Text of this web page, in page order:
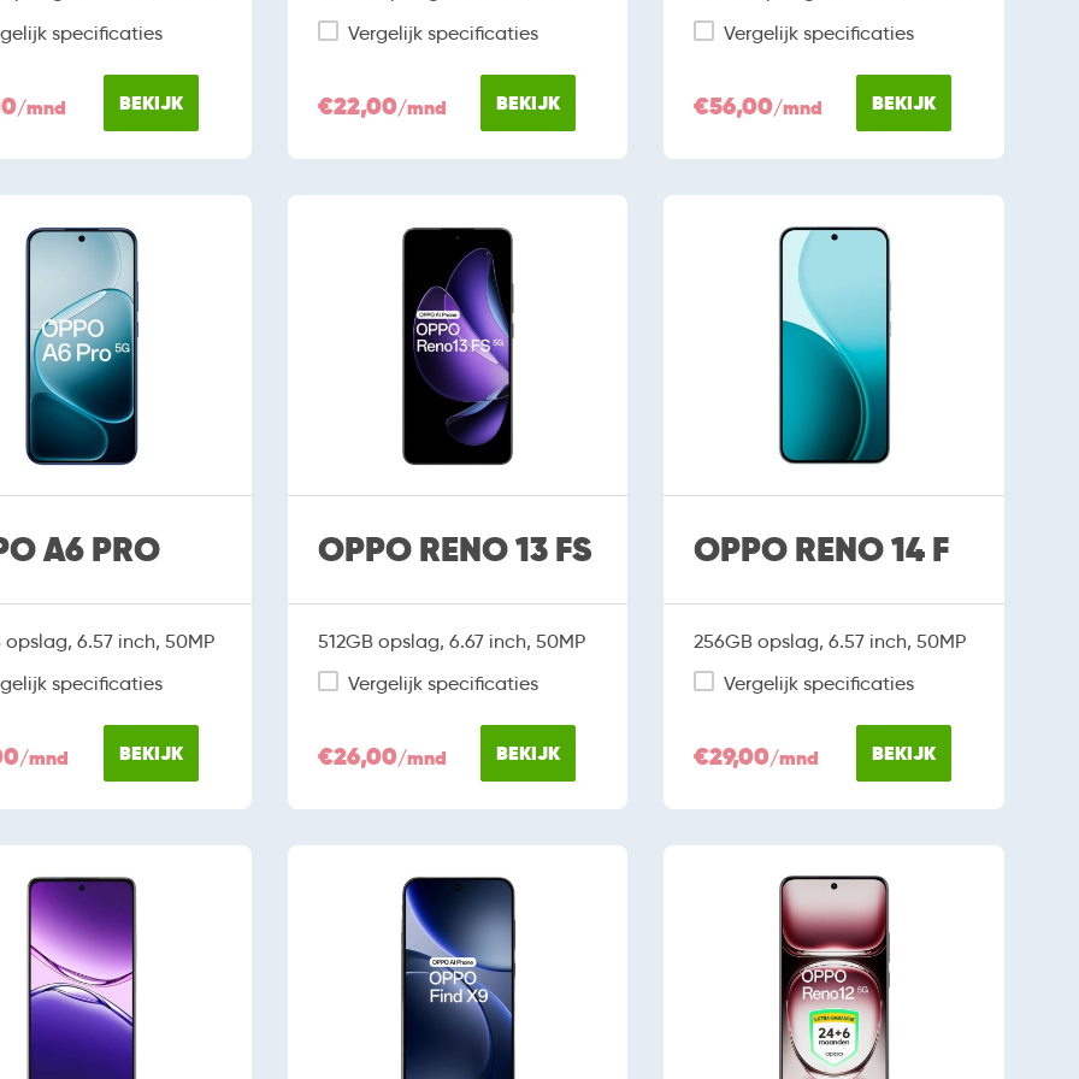
specificaties
/mnd BEKIJK
Vergelijk specificaties
€22,00/mnd BEKIJK
Vergelijk specificaties
€56,00/mnd BEKIJK
A6 PRO
opslag, 6.57 inch, 50MP
specificaties
/mnd BEKIJK
OPPO RENO 13 FS
512GB opslag, 6.67 inch, 50MP
Vergelijk specificaties
€26,00/mnd BEKIJK
OPPO RENO 14 F
256GB opslag, 6.57 inch, 50MP
Vergelijk specificaties
€29,00/mnd BEKIJK